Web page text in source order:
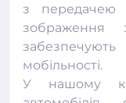
з передачею
зображення
мобільності.
У нашому